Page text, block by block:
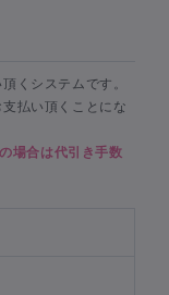
くシステムです。
払い頂くことにな
場合は代引き手数